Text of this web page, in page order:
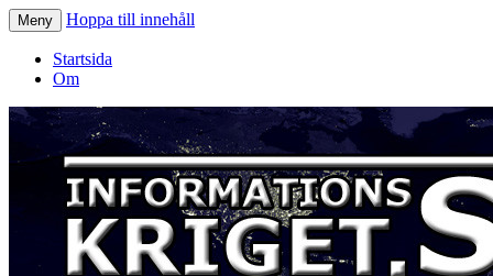
Informationskriget.se
Meny Hoppa till innehåll
Startsida
Om